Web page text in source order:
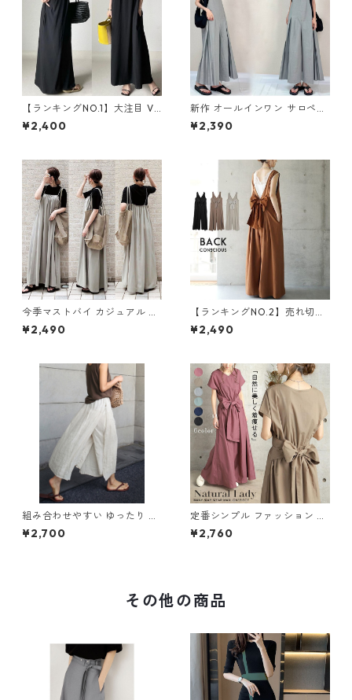
【ランキングNO.1】大注目 V
ネック ノースリーブ ワンピー
ス m-738
¥2,400
新作 オールインワン サロペッ
トパンツ m-462
¥2,390
今季マストバイ カジュアル ゆ
ったりキャミワンピース m-4
65
¥2,490
【ランキングNO.2】売れ切れ
必至 バックリボン4色展開 オ
ールインワン m-385
¥2,490
組み合わせやすい ゆったり キ
ュロットスカート パンツ m-7
63
¥2,700
定番シンプル ファッション 半
袖 バックリボン 6色展開ワン
ピース m-734
¥2,760
その他の商品